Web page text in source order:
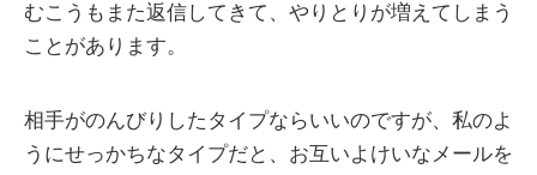
むこうもまた返信してきて、やりとりが増えてしまう
ことがあります。
相手がのんびりしたタイプならいいのですが、私のよ
うにせっかちなタイプだと、お互いよけいなメールを